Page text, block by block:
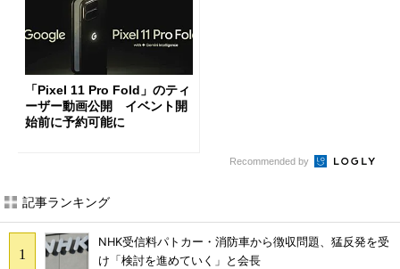
「Pixel 11 Pro Fold」のティ
ーザー動画公開 イベント開
始前に予約可能に
Recommended by
記事ランキング
NHK受信料パトカー・消防車から徴収問題、猛反発を受
け「検討を進めていく」と会長